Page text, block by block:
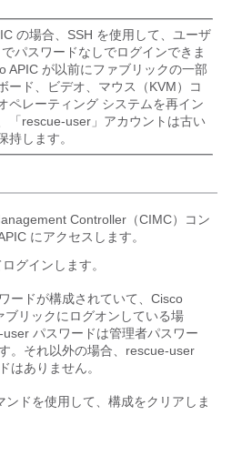
の場合、SSH を使用して、ユーザ
パスワードなしでログインできま
APIC が以前にファブリックの一部
ード、ビデオ、マウス（KVM）コ
ペレーティング システムを再イン
「rescue-user」アカウントは古い
持します。
Controller（CIMC）コン
にアクセスします。
グインします。
ードが構成されていて、Cisco
ブリックにログオンしている場
パスワードは管理者パスワー
。それ以外の場合、rescue-user
はありません。
ンドを使用して、構成をクリアしま